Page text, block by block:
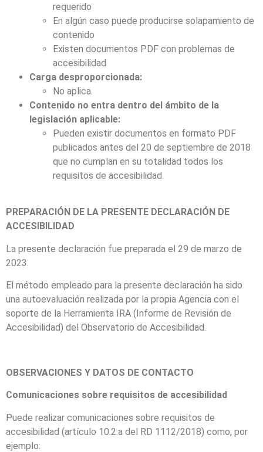
requerido
En algún caso puede producirse solapamiento de
contenido
Existen documentos PDF con problemas de
accesibilidad
Carga desproporcionada:
No aplica.
Contenido no entra dentro del ámbito de la
legislación aplicable:
Pueden existir documentos en formato PDF
publicados antes del 20 de septiembre de 2018
que no cumplan en su totalidad todos los
requisitos de accesibilidad.
PREPARACIÓN DE LA PRESENTE DECLARACIÓN DE
ACCESIBILIDAD
La presente declaración fue preparada el 29 de marzo de
2023.
El método empleado para la presente declaración ha sido
una autoevaluación realizada por la propia Agencia con el
soporte de la Herramienta IRA (Informe de Revisión de
Accesibilidad) del Observatorio de Accesibilidad.
OBSERVACIONES Y DATOS DE CONTACTO
Comunicaciones sobre requisitos de accesibilidad
Puede realizar comunicaciones sobre requisitos de
accesibilidad (artículo 10.2.a del RD 1112/2018) como, por
ejemplo: